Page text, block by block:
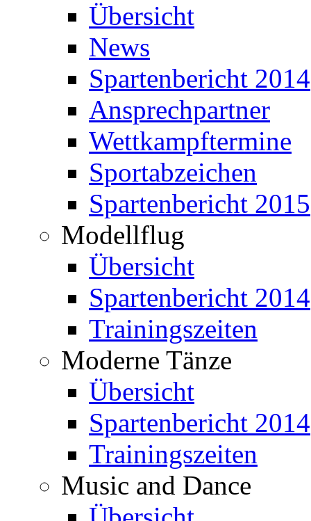
Übersicht
News
Spartenbericht 2014
Ansprechpartner
Wettkampftermine
Sportabzeichen
Spartenbericht 2015
Modellflug
Übersicht
Spartenbericht 2014
Trainingszeiten
Moderne Tänze
Übersicht
Spartenbericht 2014
Trainingszeiten
Music and Dance